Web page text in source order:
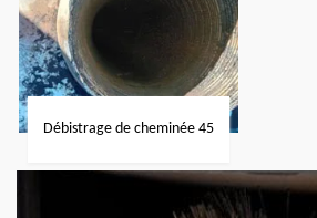
Débistrage de cheminée 45